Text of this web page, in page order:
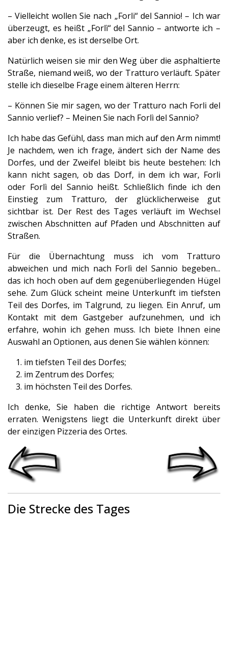
– Vielleicht wollen Sie nach „Forli“ del Sannio! – Ich war
überzeugt, es heißt „Forlì“ del Sannio – antworte ich –
aber ich denke, es ist derselbe Ort.
Natürlich weisen sie mir den Weg über die asphaltierte
Straße, niemand weiß, wo der Tratturo verläuft. Später
stelle ich dieselbe Frage einem älteren Herrn:
– Können Sie mir sagen, wo der Tratturo nach Forli del
Sannio verlief? – Meinen Sie nach Forlì del Sannio?
Ich habe das Gefühl, dass man mich auf den Arm nimmt!
Je nachdem, wen ich frage, ändert sich der Name des
Dorfes, und der Zweifel bleibt bis heute bestehen: Ich
kann nicht sagen, ob das Dorf, in dem ich war, Forli
oder Forlì del Sannio heißt. Schließlich finde ich den
Einstieg zum Tratturo, der glücklicherweise gut
sichtbar ist. Der Rest des Tages verläuft im Wechsel
zwischen Abschnitten auf Pfaden und Abschnitten auf
Straßen.
Für die Übernachtung muss ich vom Tratturo
abweichen und mich nach Forlì del Sannio begeben...
das ich hoch oben auf dem gegenüberliegenden Hügel
sehe. Zum Glück scheint meine Unterkunft im tiefsten
Teil des Dorfes, im Talgrund, zu liegen. Ein Anruf, um
Kontakt mit dem Gastgeber aufzunehmen, und ich
erfahre, wohin ich gehen muss. Ich biete Ihnen eine
Auswahl an Optionen, aus denen Sie wählen können:
im tiefsten Teil des Dorfes;
im Zentrum des Dorfes;
im höchsten Teil des Dorfes.
Ich denke, Sie haben die richtige Antwort bereits
erraten. Wenigstens liegt die Unterkunft direkt über
der einzigen Pizzeria des Ortes.
Die Strecke des Tages